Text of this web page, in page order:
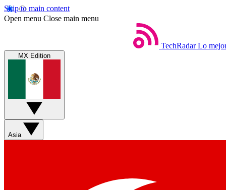
Skip to main content
Open menu Close main menu
TechRadar Lo
MX Edition
Asia